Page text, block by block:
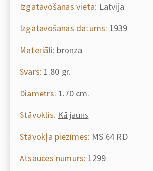
Izgatavošanas vieta: Latvija
Izgatavošanas datums: 1939
Materiāli: bronza
Svars: 1.80 gr.
Diametrs: 1.70 cm.
Stāvoklis: Kā jauns
Stāvokļa piezīmes: MS 64 RD
Atsauces numurs: 1299